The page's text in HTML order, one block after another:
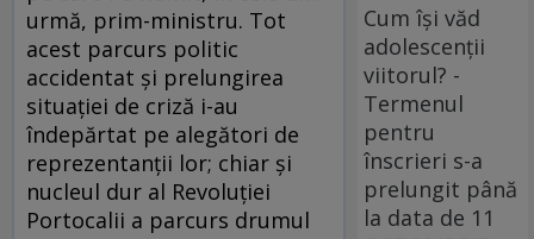
urmă, prim-ministru. Tot
acest parcurs politic
accidentat şi prelungirea
situaţiei de criză i-au
îndepărtat pe alegători de
reprezentanţii lor; chiar şi
nucleul dur al Revoluţiei
Portocalii a parcurs drumul
Cum își văd
adolescenții
viitorul? -
Termenul
pentru
înscrieri s-a
prelungit până
la data de 11